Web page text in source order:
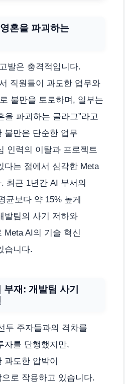
혼을 파괴하는
발은 충격적입니다.
직원들이 과도한 업무와
불만을 토로하며, 일부는
을 파괴하는 굴라그”라고
불만은 단순한 업무
인력의 이탈과 프로젝트
다는 점에서 심각한 Meta
최근 1년간 AI 부서의
균보다 약 15% 높게
발팀의 사기 저하와
Meta AI의 기술 혁신
습니다.
재: 개발팀 사기
두 주자들과의 격차를
자를 단행했지만,
과도한 압박이
로 작용하고 있습니다.